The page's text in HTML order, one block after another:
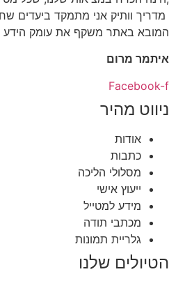
מדריך וותיק אני מתמקד ביעדים
המובא באתר משקף את עומק הידע
איתמר מרום
Facebook-f
ניווט מהיר
אודות
כתבות
מסלולי הליכה
ייעוץ אישי
מידע למטייל
מכתבי תודה
גלריית תמונות
הטיולים שלנו